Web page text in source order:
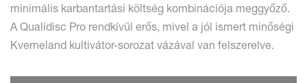
minimális karbantartási költség kombinációja meggyőző.
A Qualidisc Pro rendkívül erős, mivel a jól ismert minőségi
Kverneland kultivátor-sorozat vázával van felszerelve.